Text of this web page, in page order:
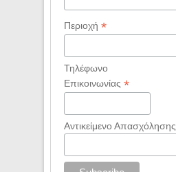
Περιοχή *
Τηλέφωνο
Επικοινωνίας *
Αντικείμενο Απασχόλησης